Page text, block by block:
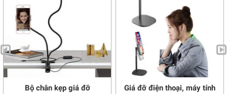
Bộ chân kẹp giá đỡ
Giá đỡ điện thoại, máy tính